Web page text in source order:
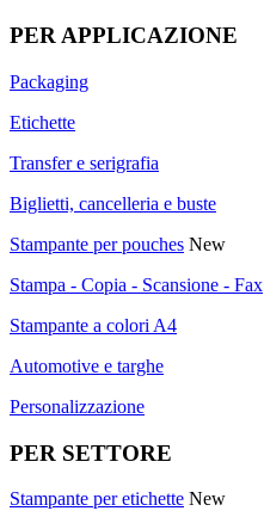
PER APPLICAZIONE
Packaging
Etichette
Transfer e serigrafia
Biglietti, cancelleria e buste
Stampante per pouches New
Stampa - Copia - Scansione - Fax
Stampante a colori A4
Automotive e targhe
Personalizzazione
PER SETTORE
Stampante per etichette New